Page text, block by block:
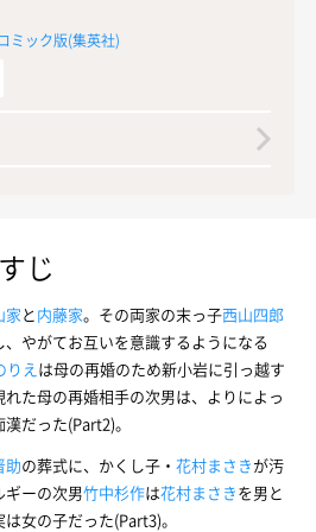
ミック版(集英社)
じ
家と内藤家。その両家の末っ子西山四郎
やがてお互いを意識するようになる
りえ は母の再婚のため新小岩に引っ越す
た母の再婚相手の次男は、よりによっ
だった(Part2)。
助の葬式に、かくし子・ 花村まさきが汚
ギーの次男竹中杉作は花村まさきを男と
女の子だった(Part3)。